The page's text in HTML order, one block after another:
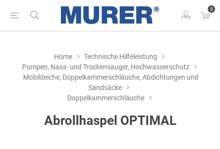
0
Home
Technische Hilfeleistung
Pumpen, Nass- und Trockensauger, Hochwasserschutz
Mobildeiche, Doppelkammerschläuche, Abdichtungen und
Sandsäcke
Doppelkammerschläuche
Abrollhaspel OPTIMAL